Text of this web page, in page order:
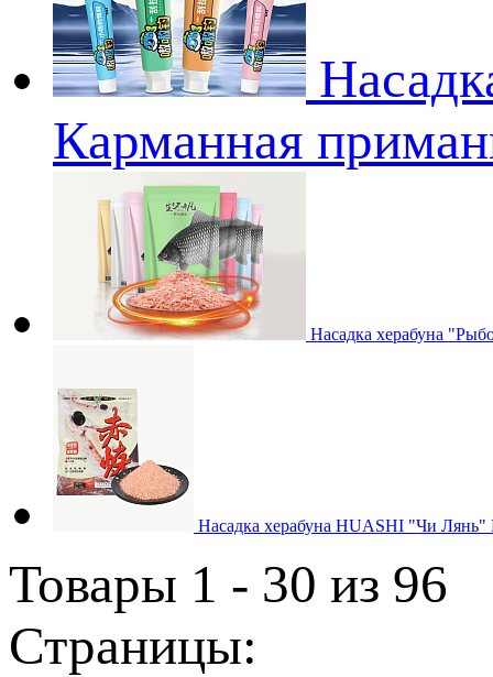
Карманная
Насадка херабуна
Насадка херабуна HUASHI "Чи Лянь"
Товары 1 - 30 из 96
Страницы: